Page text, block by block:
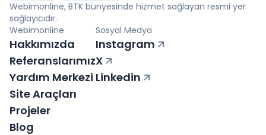
Webimonline, BTK bünyesinde hizmet sağlayan resmi yer
sağlayıcıdır.
Webimonline
Hakkımızda
Referanslarımız
Yardım Merkezi
Site Araçları
Projeler
Blog
Sosyal Medya
Instagram
X
Linkedin